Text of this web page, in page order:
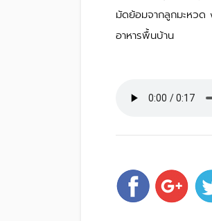
มัดย้อมจากลูกมะหวด
อาหารพื้นบ้าน